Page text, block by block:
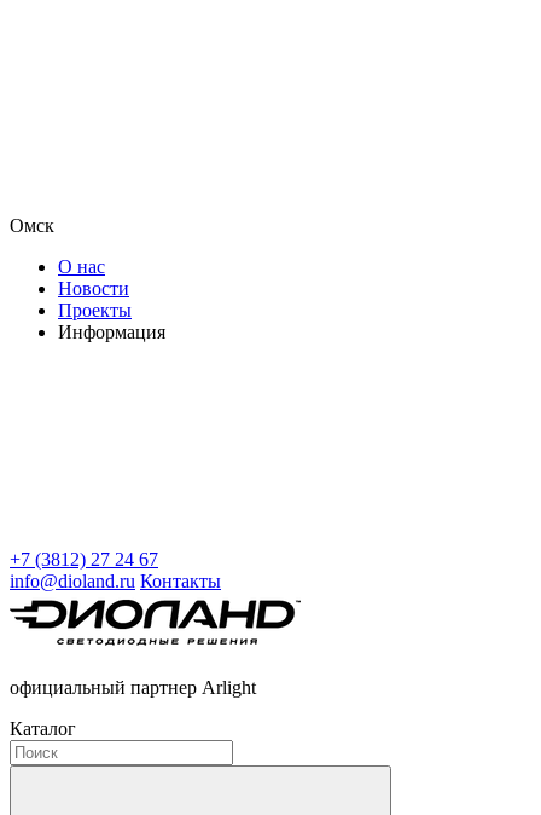
Омск
О нас
Новости
Проекты
Информация
+7 (3812) 27 24 67
info@dioland.ru Контакты
официальный партнер Arlight
Каталог